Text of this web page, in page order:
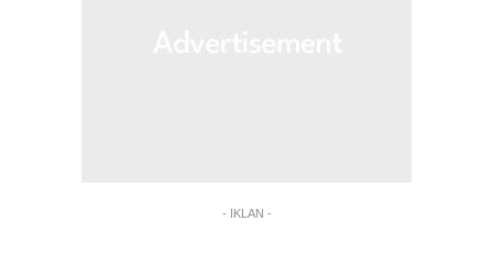
- IKLAN -